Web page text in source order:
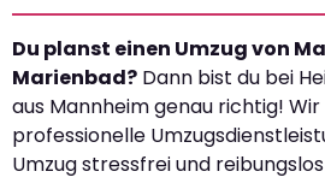
Du planst einen Umzug von
Marienbad? Dann bist du bei
aus Mannheim genau richtig!
professionelle
Umzug stressfrei und